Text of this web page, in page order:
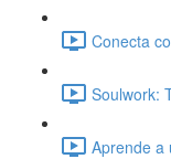
Conecta
Soulwork:
Aprende a